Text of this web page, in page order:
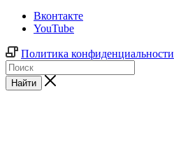
Вконтакте
YouTube
Политика конфиденциальности
Найти